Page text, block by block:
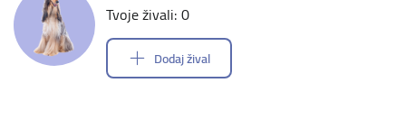
Tvoje živali: 0
Dodaj žival